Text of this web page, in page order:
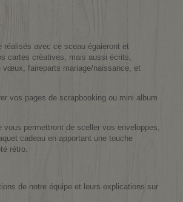
réalisés avec ce sceau égaieront et
cartes créatives, mais aussi écrits,
vœux, faireparts mariage/naissance, et
vos pages de scrapbooking ou mini album
vous permettront de sceller vos enveloppes,
cadeau en apportant une touche
rétro.
de notre équipe et leurs explications sur